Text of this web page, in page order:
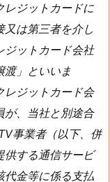
レジットカードに
又は第三者を介し
ジットカード会社
渡」といいま
レジットカード会
が、当社と別途合
事業者（以下、併
供する通信サービ
代金等に係る支払